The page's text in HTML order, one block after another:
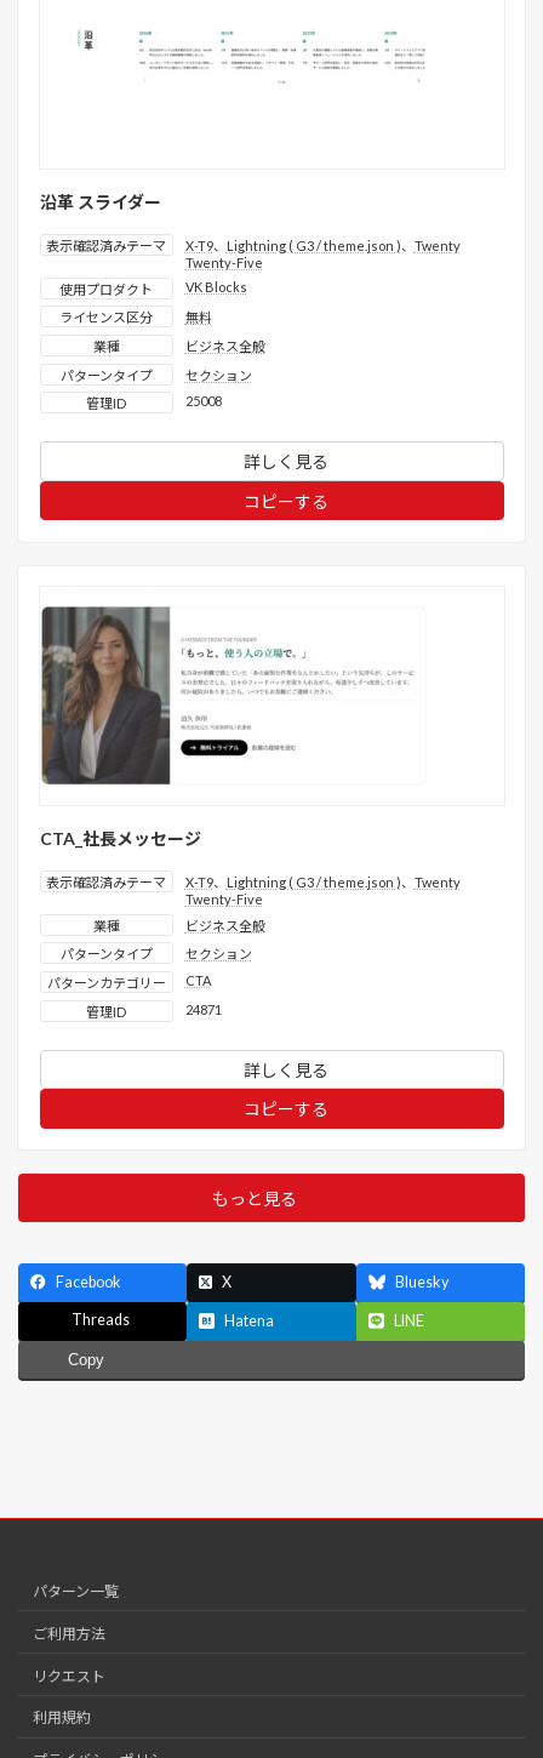
沿革 スライダー
表示確認済みテーマ X-T9、 Lightning ( G3 / theme.json )、 Twenty
Twenty-Five
使用プロダクト
VK Blocks
ライセンス区分
無料
業種
ビジネス全般
パターンタイプ
セクション
管理ID
25008
詳しく見る
コピーする
CTA_社長メッセージ
表示確認済みテーマ X-T9、 Lightning ( G3 / theme.json )、 Twenty
Twenty-Five
業種
ビジネス全般
パターンタイプ
セクション
パターンカテゴリー
CTA
管理ID
24871
詳しく見る
コピーする
もっと見る
Facebook X Bluesky
Threads Hatena LINE
Copy
パターン一覧
ご利用方法
リクエスト
利用規約